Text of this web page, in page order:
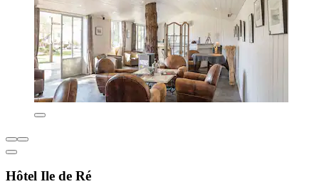
Hôtel Ile de Ré